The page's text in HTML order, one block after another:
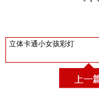
立体卡通小女孩彩灯